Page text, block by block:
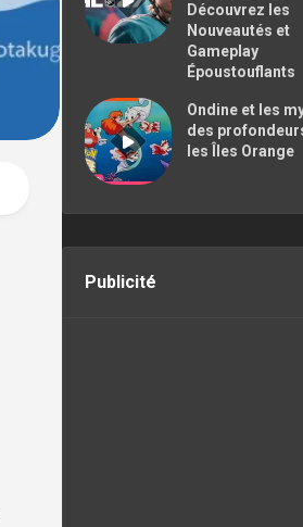
NOUS
CONTACTER
Découvrez les
Nouveautés et
Gameplay
Époustouflants
Ondine et les
des
les Îles Orange
Publicité